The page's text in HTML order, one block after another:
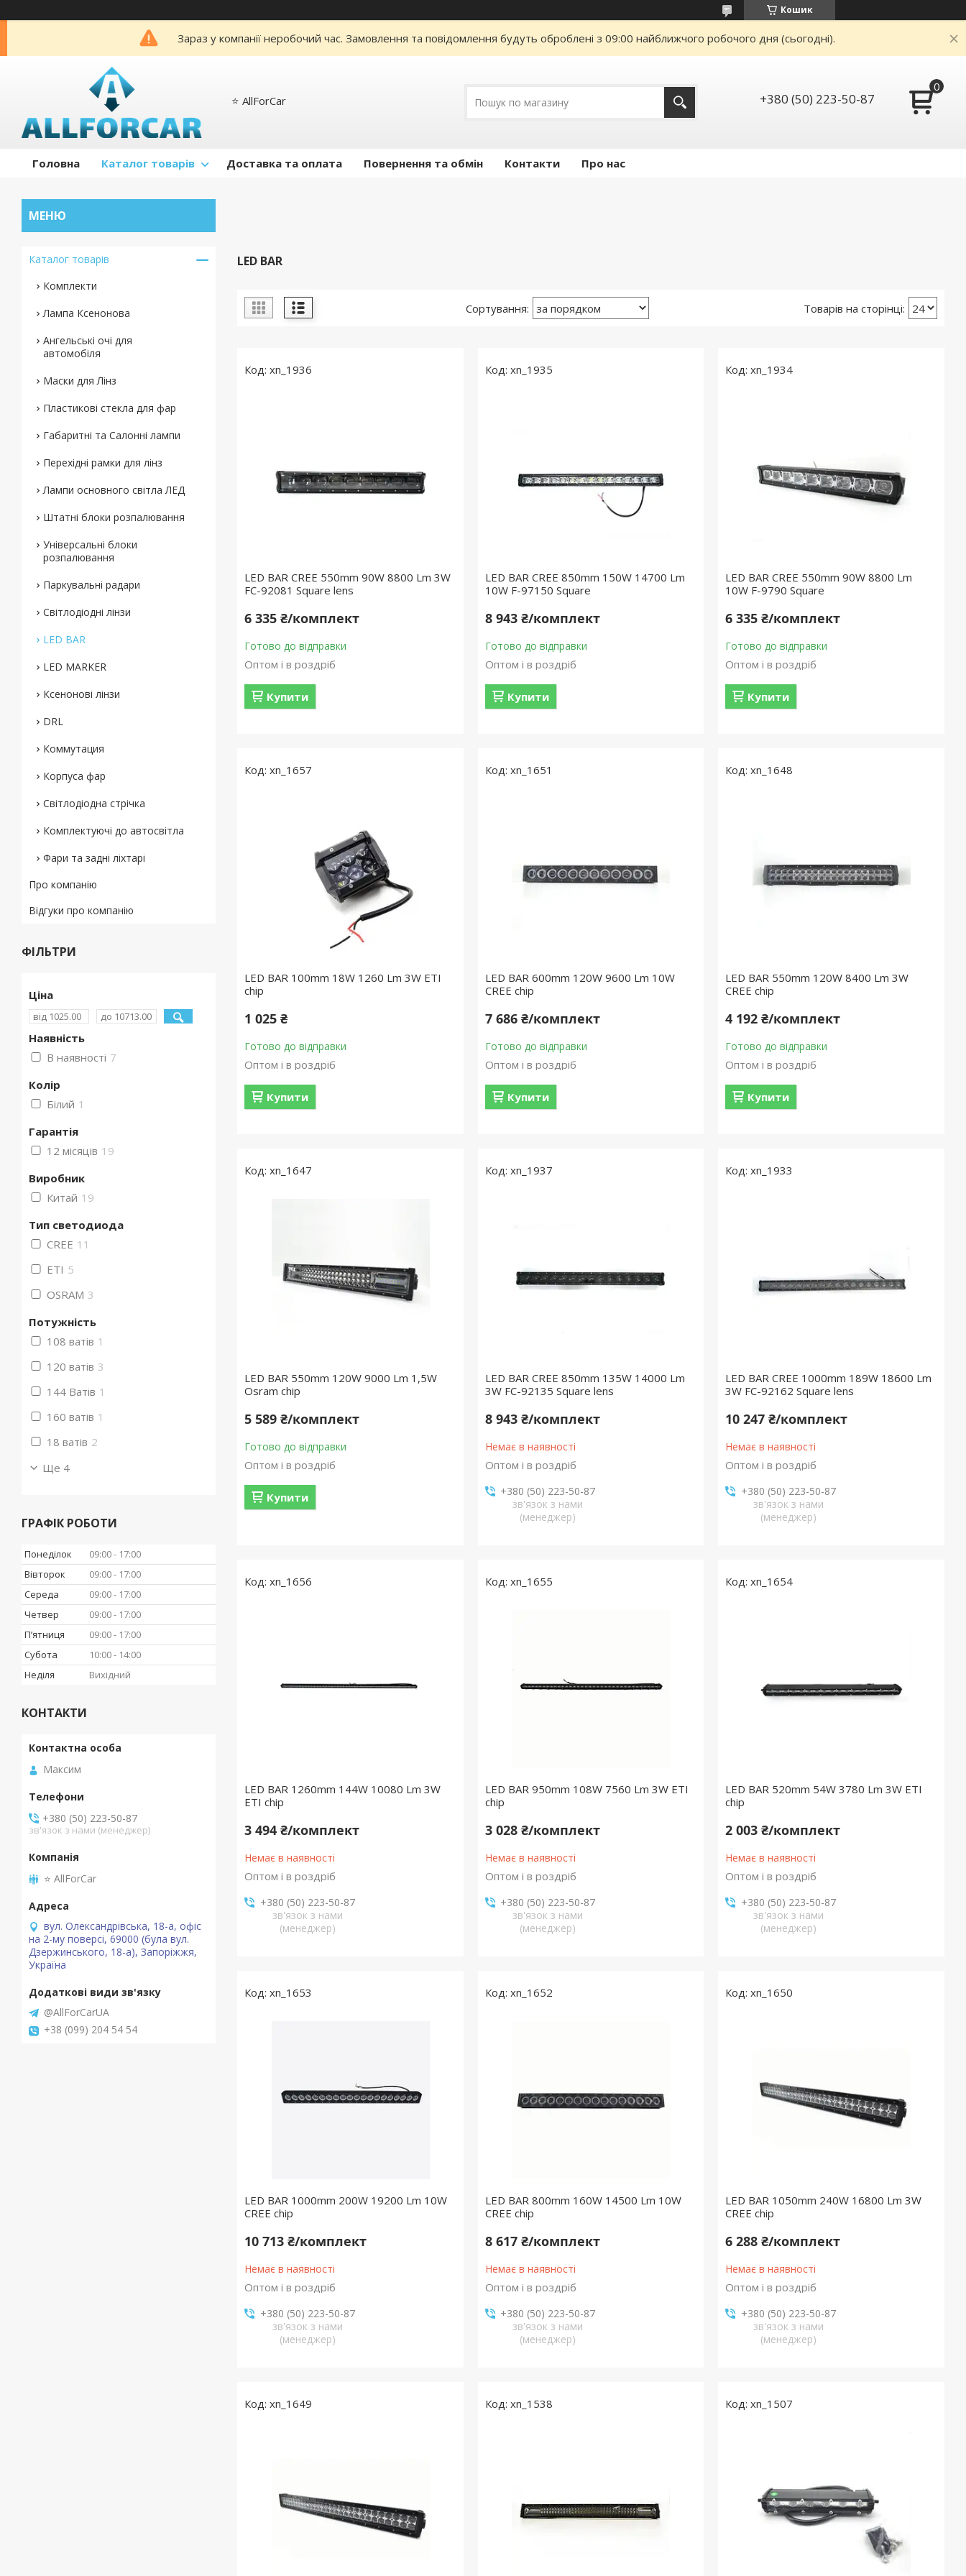
Кошик
Зараз у компанії неробочий час. Замовлення та повідомлення будуть оброблені з 09:00 найближчого робочого дня (сьогодні).
⭐️ AllForCar +380 (50) 223-50-87
Головна Каталог товарів Доставка та оплата Повернення та обмін Контакти Про нас
LED BAR
xn_1936
LED BAR CREE 550mm 90W 8800 Lm 3W
FC-92081 Square lens
6 335 ₴/комплект
Готово до відправки
Оптом і в роздріб
Купити
xn_1935
LED BAR CREE 850mm 150W 14700 Lm
10W F-97150 Square
8 943 ₴/комплект
Готово до відправки
Оптом і в роздріб
Купити
xn_1934
LED BAR CREE 550mm 90W 8800 Lm
10W F-9790 Square
6 335 ₴/комплект
Готово до відправки
Оптом і в роздріб
Купити
xn_1657
LED BAR 100mm 18W 1260 Lm 3W ETI
chip
1 025 ₴
Готово до відправки
Оптом і в роздріб
Купити
xn_1651
LED BAR 600mm 120W 9600 Lm 10W
CREE chip
7 686 ₴/комплект
Готово до відправки
Оптом і в роздріб
Купити
xn_1648
LED BAR 550mm 120W 8400 Lm 3W
CREE chip
4 192 ₴/комплект
Готово до відправки
Оптом і в роздріб
Купити
xn_1647
LED BAR 550mm 120W 9000 Lm 1,5W
Osram chip
5 589 ₴/комплект
Готово до відправки
Оптом і в роздріб
Купити
xn_1937
LED BAR CREE 850mm 135W 14000 Lm
3W FC-92135 Square lens
8 943 ₴/комплект
Немає в наявності
Оптом і в роздріб
+380 (50) 223-50-87
зв'язок з нами
(менеджер)
xn_1933
LED BAR CREE 1000mm 189W 18600 Lm
3W FC-92162 Square lens
10 247 ₴/комплект
Немає в наявності
Оптом і в роздріб
+380 (50) 223-50-87
зв'язок з нами
(менеджер)
xn_1656
LED BAR 1260mm 144W 10080 Lm 3W
ETI chip
3 494 ₴/комплект
Немає в наявності
Оптом і в роздріб
+380 (50) 223-50-87
зв'язок з нами
(менеджер)
xn_1655
LED BAR 950mm 108W 7560 Lm 3W ETI
chip
3 028 ₴/комплект
Немає в наявності
Оптом і в роздріб
+380 (50) 223-50-87
зв'язок з нами
(менеджер)
xn_1654
LED BAR 520mm 54W 3780 Lm 3W ETI
chip
2 003 ₴/комплект
Немає в наявності
Оптом і в роздріб
+380 (50) 223-50-87
зв'язок з нами
(менеджер)
xn_1653
LED BAR 1000mm 200W 19200 Lm 10W
CREE chip
10 713 ₴/комплект
Немає в наявності
Оптом і в роздріб
+380 (50) 223-50-87
зв'язок з нами
(менеджер)
xn_1652
LED BAR 800mm 160W 14500 Lm 10W
CREE chip
8 617 ₴/комплект
Немає в наявності
Оптом і в роздріб
+380 (50) 223-50-87
зв'язок з нами
(менеджер)
xn_1650
LED BAR 1050mm 240W 16800 Lm 3W
CREE chip
6 288 ₴/комплект
Немає в наявності
Оптом і в роздріб
+380 (50) 223-50-87
зв'язок з нами
(менеджер)
xn_1649 xn_1538 xn_1507
Каталог товарів
Комплекти
Лампа Ксенонова
Ангельські очі для
автомобіля
Маски для Лінз
Пластикові стекла для фар
Габаритні та Салонні лампи
Перехідні рамки для лінз
Лампи основного світла ЛЕД
Штатні блоки розпалювання
Універсальні блоки
розпалювання
Паркувальні радари
Світлодіодні лінзи
LED BAR
LED MARKER
Ксенонові лінзи
DRL
Коммутация
Корпуса фар
Світлодіодна стрічка
Комплектуючі до автосвітла
Фари та задні ліхтарі
Про компанію
Відгуки про компанію
ФІЛЬТРИ
Ціна
Наявність
В наявності 7
Колір
Білий 1
Гарантія
12 місяців 19
Виробник
Китай 19
Тип светодиода
CREE 11
ETI 5
OSRAM 3
Потужність
108 ватів 1
120 ватів 3
144 Ватів 1
160 ватів 1
18 ватів 2
Ще 4
ГРАФІК РОБОТИ
Понеділок 09:00
17:00
Вівторок
09:00
17:00
Середа
09:00
17:00
Четвер
09:00
17:00
Пʼятниця
09:00
17:00
Субота
10:00
14:00
Неділя
Вихідний
КОНТАКТИ
Максим
+380 (50) 223-50-87
зв'язок з нами (менеджер)
⭐️ AllForCar
вул. Олександрівська, 18-а, офіс
на 2-му поверсі, 69000 (була вул.
Дзержинського, 18-а), Запоріжжя,
Україна
@AllForCarUA
+38 (099) 204 54 54